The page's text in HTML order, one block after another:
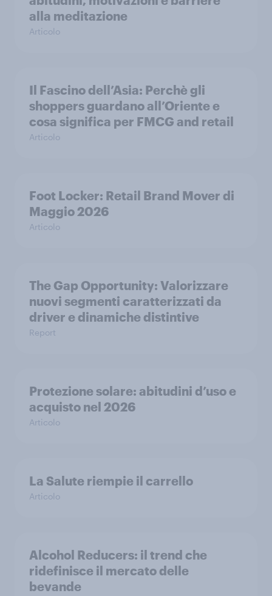
alla meditazione
Articolo
Il Fascino dell’Asia: Perchè gli
shoppers guardano all’Oriente e
cosa significa per FMCG and retail
Articolo
Foot Locker: Retail Brand Mover di
Maggio 2026
Articolo
The Gap Opportunity: Valorizzare
nuovi segmenti caratterizzati da
driver e dinamiche distintive
Report
Protezione solare: abitudini d’uso e
acquisto nel 2026
Articolo
La Salute riempie il carrello
Articolo
Alcohol Reducers: il trend che
ridefinisce il mercato delle
bevande